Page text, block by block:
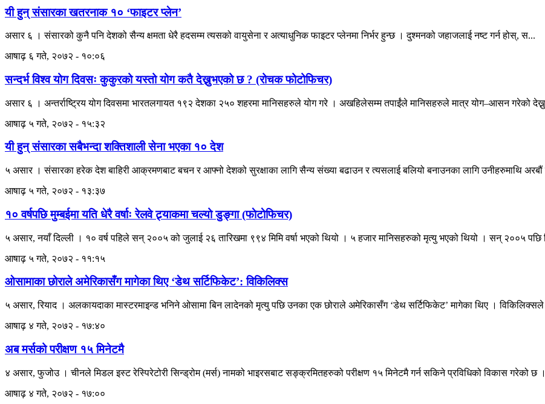
यी हुन् संसारका खतरनाक १० ‘फाइटर प्लेन’
असार ६ । संसारको कुनै पनि देशको सैन्य क्षमता धेरै हदसम्म त्यसको वायुसेना र अत्याधुनिक फाइटर प्लेनमा निर्भर हुन्छ । दुश्मनको जहाजलाई नष्ट गर्न होस्, स...
आषाढ़ ६ गते, २०७२ - १०:०६
सन्दर्भ विश्व योग दिवसः कुकुरको यस्तो योग कतै देख्नुभएको छ ? (रोचक फोटोफिचर)
असार ६ । अन्तर्राष्ट्रिय योग दिवसमा भारतलगायत १९२ देशका २५० शहरमा मानिसहरुले योग गरे । अखहिलेसम्म तपाईंले मानिसहरुले मात्र योग–आसन गरेको
आषाढ़ ५ गते, २०७२ - १५:३२
यी हुन् संसारका सबैभन्दा शक्तिशाली सेना भएका १० देश
५ असार । संसारका हरेक देश बाहिरी आक्रमणबाट बचन र आफ्नो देशको सुरक्षाका लागि सैन्य संख्या बढाउन र त्यसलाई बलियो बनाउनका लागि उनीहरुमाथि
आषाढ़ ५ गते, २०७२ - १३:३७
१० वर्षपछि मुम्बईमा यति धेरै वर्षाः रेलवे ट्र्याकमा चल्यो डुङ्गा (फाेटाेफिचर)
५ असार, नयाँ दिल्ली । १० वर्ष पहिले सन् २००५ को जुलाई २६ तारिखमा ९९४ मिमि वर्षा भएको थियो । ५ हजार मानिसहरुको मृत्यु भएको थियो । सन् २००५ पछि
आषाढ़ ५ गते, २०७२ - ११:१५
ओसामाका छोराले अमेरिकासँग मागेका थिए ‘डेथ सर्टिफिकेट’: विकिलिक्स
५ असार, रियाद । अलकायदाका मास्टरमाइन्ड भनिने ओसामा बिन लादेनको मृत्यु पछि उनका एक छोराले अमेरिकासँग ‘डेथ सर्टिफिकेट’ मागेका थिए । विकिलिक्सले
आषाढ़ ४ गते, २०७२ - १७:४०
अब मर्सको परीक्षण १५ मिनेटमै
४ असार, फुजोउ । चीनले मिडल इस्ट रेस्पिरेटोरी सिन्ड्रोम (मर्स) नामको भाइरसबाट सङ्क्रमितहरुको परीक्षण १५ मिनेटमै गर्न सकिने प्रविधिको विकास गरेको छ
आषाढ़ ४ गते, २०७२ - १७:००